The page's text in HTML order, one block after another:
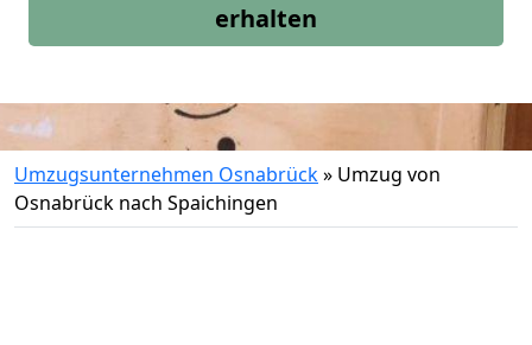
erhalten
Umzugsunternehmen Osnabrück» Umzug von
Osnabrück nach Spaichingen